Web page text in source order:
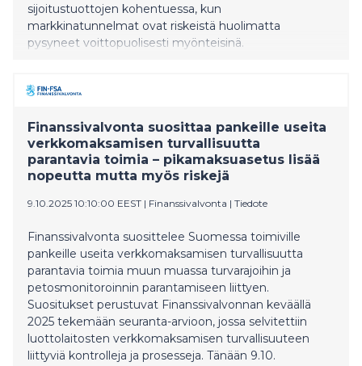
sijoitustuottojen kohentuessa, kun
markkinatunnelmat ovat riskeistä huolimatta
pysyneet voittopuolisesti myönteisinä.
Finanssivalvonta suosittaa pankeille useita
verkkomaksamisen turvallisuutta
parantavia toimia – pikamaksuasetus lisää
nopeutta mutta myös riskejä
9.10.2025 10:10:00 EEST | Finanssivalvonta | Tiedote
Finanssivalvonta suosittelee Suomessa toimiville
pankeille useita verkkomaksamisen turvallisuutta
parantavia toimia muun muassa turvarajoihin ja
petosmonitoroinnin parantamiseen liittyen.
Suositukset perustuvat Finanssivalvonnan keväällä
2025 tekemään seuranta-arvioon, jossa selvitettiin
luottolaitosten verkkomaksamisen turvallisuuteen
liittyviä kontrolleja ja prosesseja. Tänään 9.10.